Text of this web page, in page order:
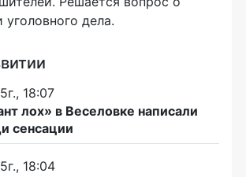
дела.
18:07
лох» в Веселовке написали
сенсации
18:04